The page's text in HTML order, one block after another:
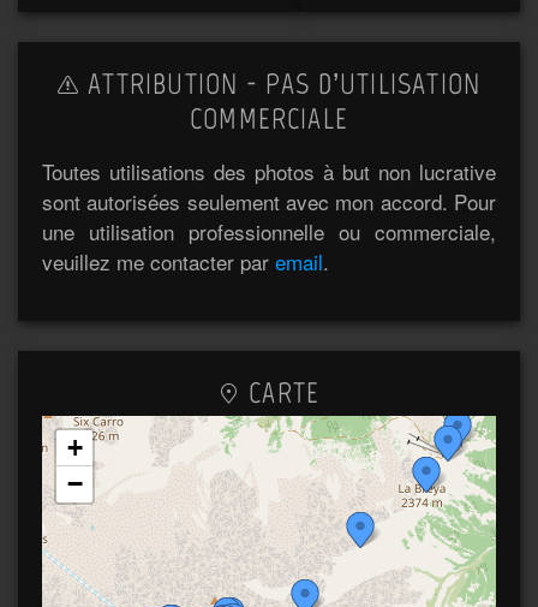
ATTRIBUTION - PAS D’UTILISATION
COMMERCIALE
Toutes utilisations des photos à but non lucrative
sont autorisées seulement avec mon accord. Pour
une utilisation professionnelle ou commerciale,
veuillez me contacter par email.
CARTE
+
−